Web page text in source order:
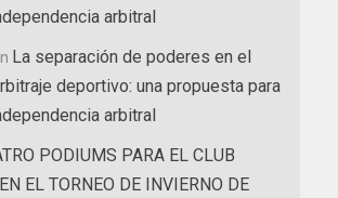
arbitral
La separación de poderes en el
deportivo: una propuesta para
arbitral
PODIUMS PARA EL CLUB
EL TORNEO DE INVIERNO DE